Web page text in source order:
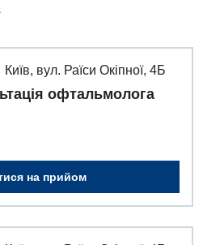
патології та неврології
Київ, вул. Раїси Окіпної, 4Б
офтальмолога
на прийом